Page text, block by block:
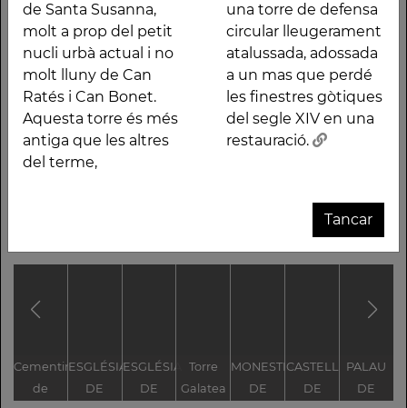
de Santa Susanna,
molt a prop del petit
nucli urbà actual i no
molt lluny de Can
Ratés i Can Bonet.
Aquesta torre és més
antiga que les altres
del terme,
una torre de defensa
circular lleugerament
atalussada, adossada
a un mas que perdé
les finestres gòtiques
del segle XIV en una
restauració.
Tancar
alta del terme de
Santa Susanna, molt a
prop del petit nucli
urbà actual i no molt
lluny de Can Ratés i
Can Bonet. Aquesta
torre és més antiga
XVII. És una torre de
defensa circular
lleugerament
atalussada, adossada a
un mas que perdé les
finestres gòtiques del
segle XIV en una
Cementiri
de
ESGLÉSIA
DE
ESGLÉSIA
DE
Torre
Galatea
MONESTIR
DE
CASTELL
DE
PALAU
DE